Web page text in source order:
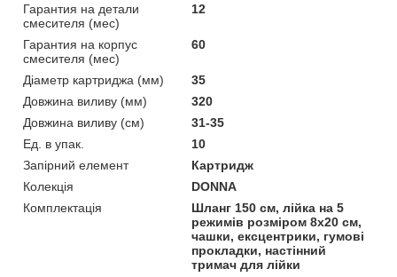
Гарантия на детали
смесителя (мес)
12
Гарантия на корпус
смесителя (мес)
60
Діаметр картриджа (мм)
35
Довжина виливу (мм)
320
Довжина виливу (см)
31-35
Ед. в упак.
10
Запірний елемент
Картридж
Колекція
DONNA
Комплектація
Шланг 150 см, лійка на 5
режимів розміром 8х20 см,
чашки, ексцентрики, гумові
прокладки, настінний
тримач для лійки